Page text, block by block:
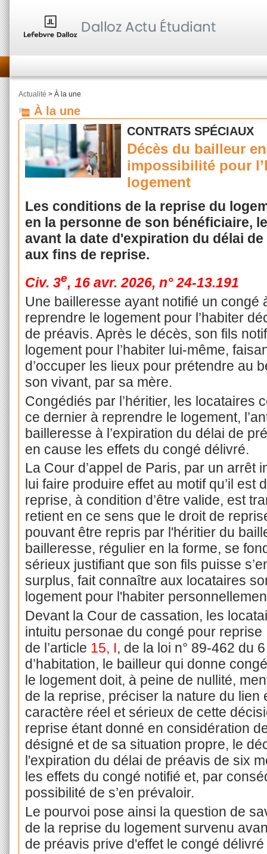
Actualité > À la une
À la une
CONTRATS SPÉCIAUX
Décès du bailleur
impossibilité pour
logement
Les conditions de la reprise du
en la personne de son bénéficiaire,
avant la date d'expiration du délai
aux fins de reprise.
Civ. 3e, 16 avr. 2026, n° 24-13.191
Une bailleresse ayant notifié un congé
reprendre le logement pour l’habiter
de préavis. Après le décès, son fils
logement pour l’habiter lui-même,
d’occuper les lieux pour prétendre au
son vivant, par sa mère.
Congédiés par l’héritier, les locataires
ce dernier à reprendre le logement,
bailleresse à l’expiration du délai de
en cause les effets du congé délivré.
La Cour d’appel de Paris, par un arrêt
lui faire produire effet au motif qu’il
reprise, à condition d’être valide, est
retient en ce sens que le droit de
pouvant être repris par l'héritier du
bailleresse, régulier en la forme, se
sérieux justifiant que son fils puisse
surplus, fait connaître aux locataires
logement pour l'habiter
Devant la Cour de cassation, les
intuitu personae du congé pour reprise
de l’article 15, I, de la loi n° 89-462 du
d’habitation, le bailleur qui donne
le logement doit, à peine de nullité,
de la reprise, préciser la nature du lien
caractère réel et sérieux de cette
reprise étant donné en considération
désigné et de sa situation propre, le
l'expiration du délai de préavis de six
les effets du congé notifié et, par
possibilité de s’en prévaloir.
Le pourvoi pose ainsi la question de
de la reprise du logement survenu
de préavis prive d'effet le congé